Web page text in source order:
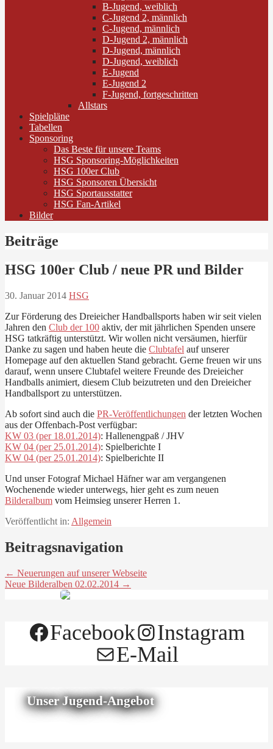
B-Jugend, weiblich
C-Jugend 2, männlich
C-Jugend, männlich
D-Jugend 2, männlich
D-Jugend, männlich
D-Jugend, weiblich
E-Jugend
E-Jugend 2
F-Jugend, fortgeschritten
Allstars
Spielpläne
Tabellen
Sponsoring
Das Beste für unsere Teams
HSG Sponsoring-Möglichkeiten
HSG 100er Club
HSG Sponsoren Übersicht
HSG Sportausstatter
HSG Fan-Artikel
Bilder
Beiträge
HSG 100er Club / neue PR und Bilder
30. Januar 2014 HSG
Zur Förderung des Dreieicher Handballsports haben wir seit vielen
Jahren den Club der 100 aktiv, der mit jährlichen Spenden unsere
HSG tatkräftig unterstützt. Wir wollen nicht versäumen, hierfür
Danke zu sagen und haben heute die Clubtafel auf unserer
Homepage auf den aktuellen Stand gebracht. Gerne freuen wir uns
darauf, wenn unsere Clubtafel weitere Freunde des Dreieicher
Handballs animiert, diesem Club beizutreten und den Dreieicher
Handballsport zu unterstützen.
Ab sofort sind auch die PR-Veröffentlichungen der letzten Wochen
aus der Offenbach-Post verfügbar:
KW 03 (per 18.01.2014): Hallenengpaß / JHV
KW 04 (per 25.01.2014): Spielberichte I
KW 04 (per 25.01.2014): Spielberichte II
Und unser Fotograf Michael Häfner war am vergangenen
Wochenende wieder unterwegs, hier geht es zum neuen
Bilderalbum vom Heimsieg unserer Herren 1.
Veröffentlicht in: Allgemein
Beitragsnavigation
← Neuerungen auf unserer Webseite
Neue Bilderalben 02.02.2014 →
Facebook
Instagram
E-Mail
Unser Jugend-Angebot